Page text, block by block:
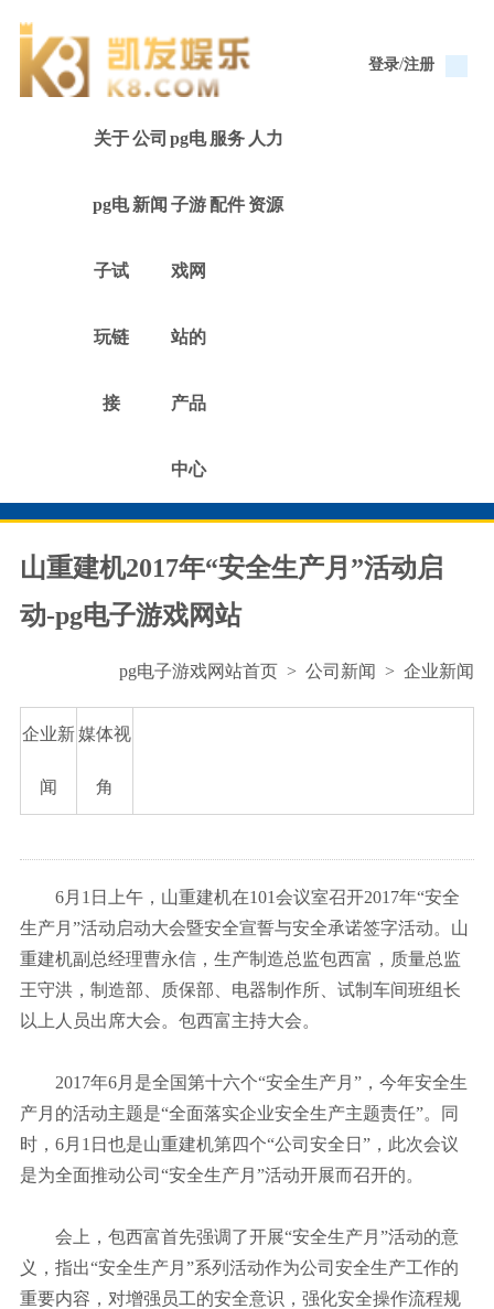
登录/注册
关于
pg电
子试
玩链
接
公司
新闻
pg电
子游
戏网
站的
产品
中心
服务
配件
人力
资源
山重建机2017年“安全生产月”活动启
动-pg电子游戏网站
pg电子游戏网站首页 > 公司新闻 > 企业新闻
企业新
闻
媒体视
角
6月1日上午，山重建机在101会议室召开2017年“安全
生产月”活动启动大会暨安全宣誓与安全承诺签字活动。山
重建机副总经理曹永信，生产制造总监包西富，质量总监
王守洪，制造部、质保部、电器制作所、试制车间班组长
以上人员出席大会。包西富主持大会。
2017年6月是全国第十六个“安全生产月”，今年安全生
产月的活动主题是“全面落实企业安全生产主题责任”。同
时，6月1日也是山重建机第四个“公司安全日”，此次会议
是为全面推动公司“安全生产月”活动开展而召开的。
会上，包西富首先强调了开展“安全生产月”活动的意
义，指出“安全生产月”系列活动作为公司安全生产工作的
重要内容，对增强员工的安全意识，强化安全操作流程规